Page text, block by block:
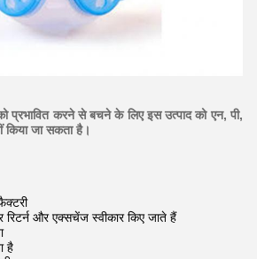
प्रभावित करने से बचने के लिए इस उत्पाद को एन, पी,
किया जा सकता है।
रिटर्न और एक्सचेंज स्वीकार किए जाते हैं
है